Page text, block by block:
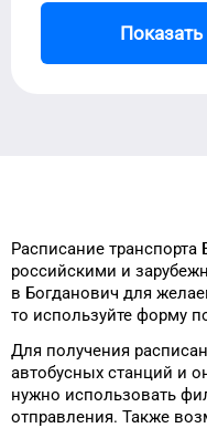
Расписание транспорта
российскими и
в Богданович для
то используйте форму
Для получения
автобусных станций и
нужно использовать
отправления. Также